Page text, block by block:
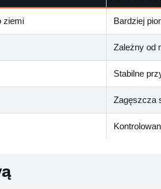
ziemi Bardziej
Zależny od
Stabilne
Zagęszcza